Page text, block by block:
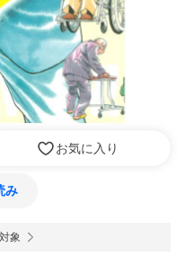
お気に入り
み
対象